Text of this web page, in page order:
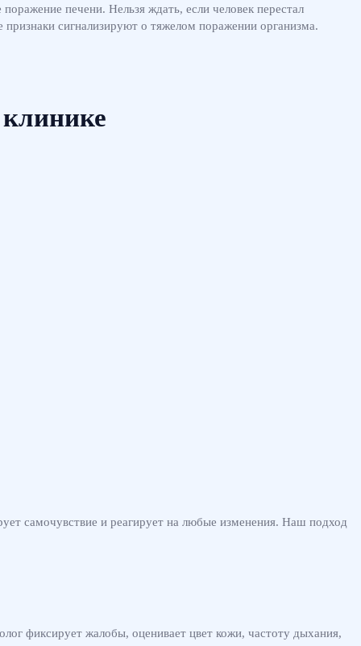
печени. Нельзя ждать, если человек перестал
сигнализируют о тяжелом поражении организма.
самочувствие и реагирует на любые изменения. Наш подход
фиксирует жалобы, оценивает цвет кожи, частоту дыхания,